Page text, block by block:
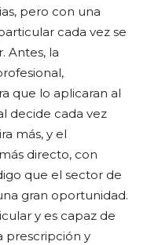
pero con una
cada vez se
Antes, la
que lo aplicaran al
decide cada vez
más, y el
directo, con
que el sector de
gran oportunidad.
y es capaz de
prescripción y